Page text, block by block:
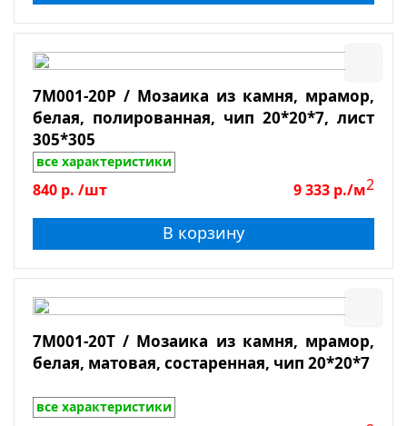
7M001-20P / Мозаика из камня, мрамор,
белая, полированная, чип 20*20*7, лист
305*305
все характеристики
840 р. /шт 9 333 р./м2
В корзину
7M001-20T / Мозаика из камня, мрамор,
белая, матовая, состаренная, чип 20*20*7
все характеристики